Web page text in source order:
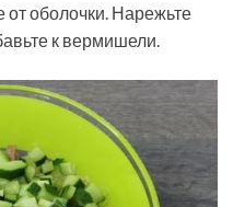
от оболочки. Нарежьте
к вермишели.